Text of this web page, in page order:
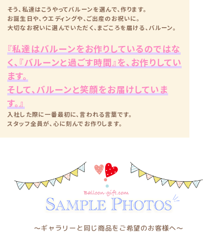
そう、私達はこうやってバルーンを選んで、作ります。
お誕生日や、ウエディングや、ご出産のお祝いに。
大切なお祝いに選んでいただく、まごころを届ける、バルーン。
『私達はバルーンをお作りしているのではな
く、『バルーンと過ごす時間』を、お作りしてい
ます。
そして、バルーンと笑顔をお届けしていま
す。』
入社した際に一番最初に、言われる言葉です。
スタッフ全員が、心に刻んでお作りします。
〜ギャラリーと同じ商品をご希望のお客様へ〜